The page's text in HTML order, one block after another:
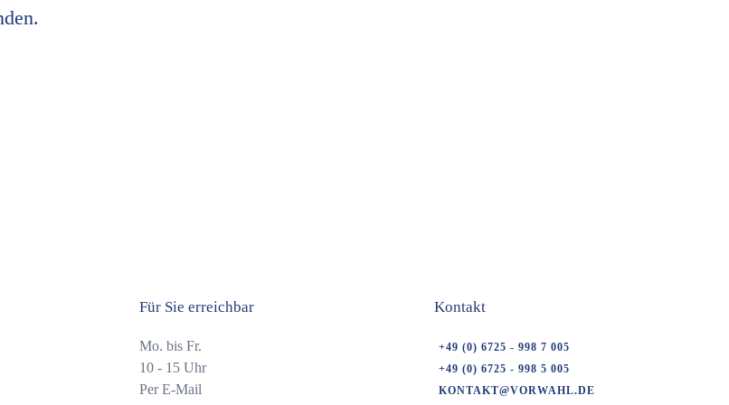
Kontakt
+49 (0) 6725 - 998 7 005
+49 (0) 6725 - 998 5 005
KONTAKT@VORWAHL.DE
Für Sie erreichbar
Mo. bis Fr.
10 - 15 Uhr
Per E-Mail